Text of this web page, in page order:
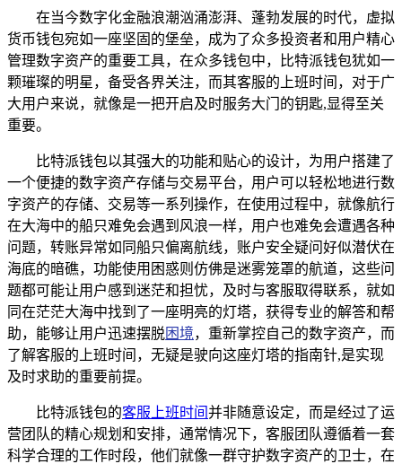
在当今数字化金融浪潮汹涌澎湃、蓬勃发展的时代，虚拟
货币钱包宛如一座坚固的堡垒，成为了众多投资者和用户精心
管理数字资产的重要工具，在众多钱包中，比特派钱包犹如一
颗璀璨的明星，备受各界关注，而其客服的上班时间，对于广
大用户来说，就像是一把开启及时服务大门的钥匙,显得至关
重要。
比特派钱包以其强大的功能和贴心的设计，为用户搭建了
一个便捷的数字资产存储与交易平台，用户可以轻松地进行数
字资产的存储、交易等一系列操作，在使用过程中，就像航行
在大海中的船只难免会遇到风浪一样，用户也难免会遭遇各种
问题，转账异常如同船只偏离航线，账户安全疑问好似潜伏在
海底的暗礁，功能使用困惑则仿佛是迷雾笼罩的航道，这些问
题都可能让用户感到迷茫和担忧，及时与客服取得联系，就如
同在茫茫大海中找到了一座明亮的灯塔，获得专业的解答和帮
助，能够让用户迅速摆脱 困境，重新掌控自己的数字资产，而
了解客服的上班时间，无疑是驶向这座灯塔的指南针,是实现
及时求助的重要前提。
比特派钱包的客服上班时间并非随意设定，而是经过了运
营团队的精心规划和安排，通常情况下，客服团队遵循着一套
科学合理的工作时段，他们就像一群守护数字资产的卫士，在